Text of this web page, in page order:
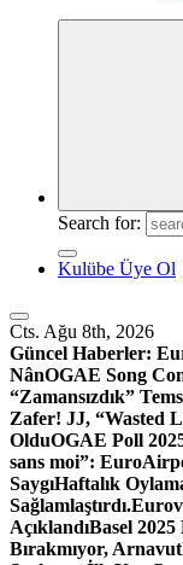
Search for:
Kulübe Üye Ol
Cts. Ağu 8th, 2026
Güncel Haberler:
NânOGAE Song
“Zamansızdık”
Zafer! JJ, “Wasted
OlduOGAE Poll
sans moi”:
SaygıHaftalık
Sağlamlaştırdı.
AçıklandıBasel
Bırakmıyor,